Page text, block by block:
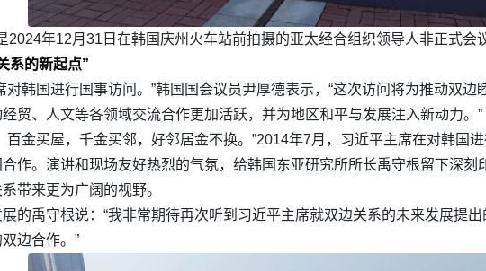
2024年12月31日在韩国庆州火车站前拍摄的亚太经合组织领导人非正式会
系的新起点”
对韩国进行国事访问。”韩国国会议员尹厚德表示，“这次访问将为推动双
贸、人文等各领域交流合作更加活跃，并为地区和平与发展注入新动力。”
百金买屋，千金买邻，好邻居金不换。”2014年7月，习近平主席在对韩国
作。演讲和现场友好热烈的气氛，给韩国东亚研究所所长禹守根留下深刻
带来更为广阔的视野。
的禹守根说：“我非常期待再次听到习近平主席就双边关系的未来发展提
边合作。”